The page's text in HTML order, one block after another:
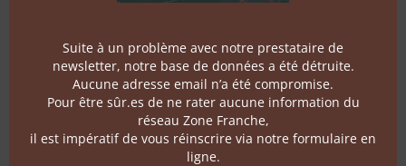
numérique dans les 16 pays de la région. Il est actuelle­
ment directeur général du MASA à Abid­jan.
Suite à un problème avec notre prestataire de
newsletter, notre base de données a été détruite.
Aucune adresse email n’a été compromise.
Pour être sûr.es de ne rater aucune information du
réseau Zone Franche,
il est impératif de vous réinscrire via notre formulaire en
ligne.